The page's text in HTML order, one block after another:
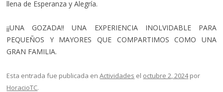
llena de Esperanza y Alegría.
¡¡UNA GOZADA!! UNA EXPERIENCIA INOLVIDABLE PARA
PEQUEÑOS Y MAYORES QUE COMPARTIMOS COMO UNA
GRAN FAMILIA.
Esta entrada fue publicada enActividades el octubre 2, 2024por
HoracioTC.